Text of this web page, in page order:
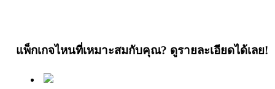
แพ็กเกจไหนที่เหมาะสมกับคุณ? ดูรายละเอียดได้เลย!